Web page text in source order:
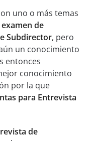
uno o más temas
de
Subdirector, pero
un conocimiento
entonces
conocimiento
por la que
para Entrevista
de